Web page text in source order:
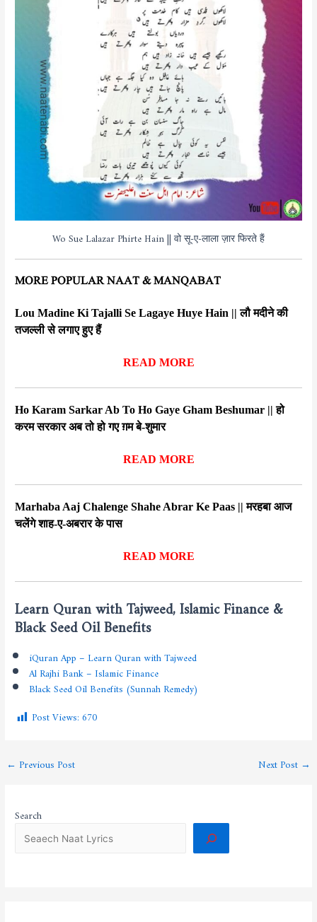
Wo Sue Lalazar Phirte Hain || वो सू-ए-लाला ज़ार फिरते हैं
MORE POPULAR NAAT & MANQABAT
Lou Madine Ki Tajalli Se Lagaye Huye Hain || लौ मदीने की
तजल्ली से लगाए हुए हैं
READ MORE
Ho Karam Sarkar Ab To Ho Gaye Gham Beshumar || हो
करम सरकार अब तो हो गए ग़म बे-शुमार
READ MORE
Marhaba Aaj Chalenge Shahe Abrar Ke Paas || मरहबा आज
चलेंगे शाह-ए-अबरार के पास
READ MORE
Learn Quran with Tajweed, Islamic Finance &
Black Seed Oil Benefits
iQuran App – Learn Quran with Tajweed
Al Rajhi Bank – Islamic Finance
Black Seed Oil Benefits (Sunnah Remedy)
Post Views:670
← Previous Post Next Post→
Search